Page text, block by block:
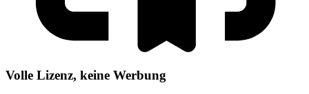
Volle Lizenz, keine Werbung